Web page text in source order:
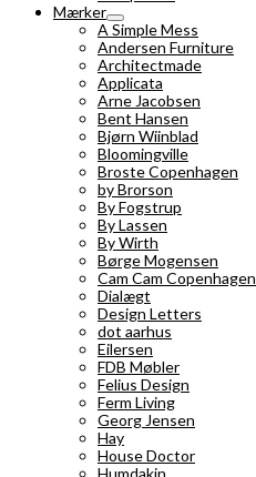
Mærker
A Simple Mess
Andersen Furniture
Architectmade
Applicata
Arne Jacobsen
Bent Hansen
Bjørn Wiinblad
Bloomingville
Broste Copenhagen
by Brorson
By Fogstrup
By Lassen
By Wirth
Børge Mogensen
Cam Cam Copenhagen
Dialægt
Design Letters
dot aarhus
Eilersen
FDB Møbler
Felius Design
Ferm Living
Georg Jensen
Hay
House Doctor
Humdakin